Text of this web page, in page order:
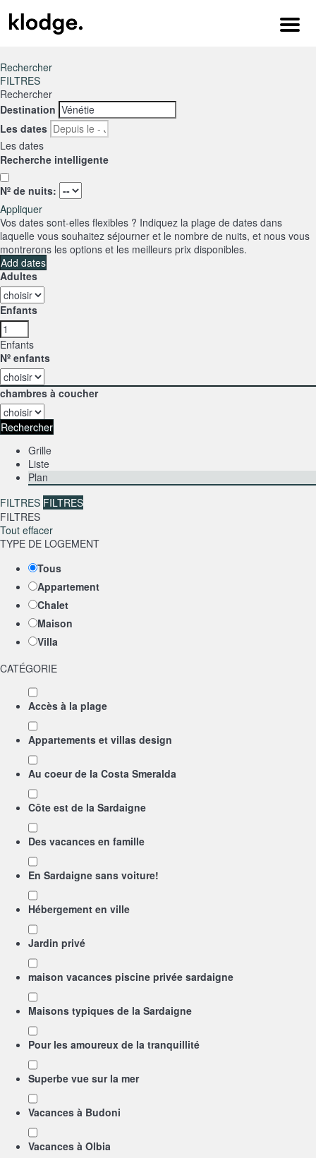
Menu
Rechercher
FILTRES
Rechercher
Destination
Les dates
Les dates
Recherche intelligente
Nº de nuits:
Appliquer
Vos dates sont-elles flexibles ? Indiquez la plage de dates dans
laquelle vous souhaitez séjourner et le nombre de nuits, et nous vous
montrerons les options et les meilleurs prix disponibles.
Add dates
Adultes
Enfants
Enfants
Nº enfants
chambres à coucher
Rechercher
Grille
Liste
Plan
FILTRES FILTRES
FILTRES
Tout effacer
TYPE DE LOGEMENT
Tous
Appartement
Chalet
Maison
Villa
CATÉGORIE
Accès à la plage
Appartements et villas design
Au coeur de la Costa Smeralda
Côte est de la Sardaigne
Des vacances en famille
En Sardaigne sans voiture!
Hébergement en ville
Jardin privé
maison vacances piscine privée sardaigne
Maisons typiques de la Sardaigne
Pour les amoureux de la tranquillité
Superbe vue sur la mer
Vacances à Budoni
Vacances à Olbia